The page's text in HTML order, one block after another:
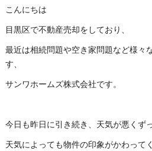
こんにちは
目黒区で不動産売却をしており、
最近は相続問題や空き家問題など様々
す、
サンワホームズ株式会社です。
今日も昨日に引き続き、天気が悪くず
天気によっても物件の印象がかわって